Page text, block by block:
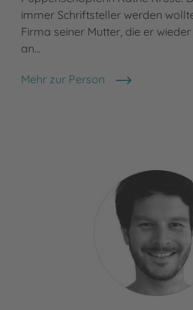
immer Schriftsteller werden
Firma seiner Mutter, die er
an…
Mehr zur Person
Max Kruse